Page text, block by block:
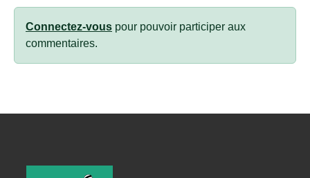
Connectez-vous pour pouvoir participer aux
commentaires.